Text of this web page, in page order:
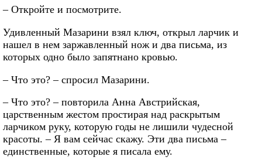
– Откройте и посмотрите.
Удивленный Мазарини взял ключ, открыл ларчик и
нашел в нем заржавленный нож и два письма, из
которых одно было запятнано кровью.
– Что это? – спросил Мазарини.
– Что это? – повторила Анна Австрийская,
царственным жестом простирая над раскрытым
ларчиком руку, которую годы не лишили чудесной
красоты. – Я вам сейчас скажу. Эти два письма –
единственные, которые я писала ему.